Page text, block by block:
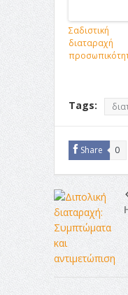
Σαδιστική
διαταραχή
Tags:
Share 0